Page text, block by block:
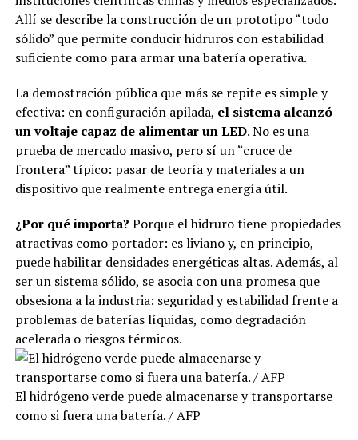
Allí se describe la construcción de un prototipo “todo
sólido” que permite conducir hidruros con estabilidad
suficiente como para armar una batería operativa.
La demostración pública que más se repite es simple y
efectiva: en configuración apilada, el sistema alcanzó
un voltaje capaz de alimentar un LED. No es una
prueba de mercado masivo, pero sí un “cruce de
frontera” típico: pasar de teoría y materiales a un
dispositivo que realmente entrega energía útil.
¿Por qué importa? Porque el hidruro tiene propiedades
atractivas como portador: es liviano y, en principio,
puede habilitar densidades energéticas altas. Además, al
ser un sistema sólido, se asocia con una promesa que
obsesiona a la industria: seguridad y estabilidad frente a
problemas de baterías líquidas, como degradación
acelerada o riesgos térmicos.
El hidrógeno verde puede almacenarse y transportarse
como si fuera una batería. / AFP